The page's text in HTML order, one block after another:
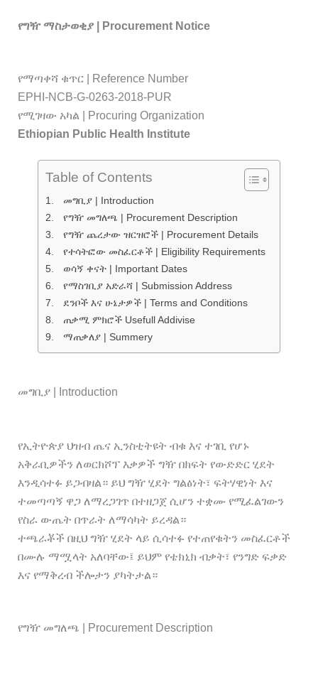
የግዥ ማስታወቂያ | Procurement Notice
የማጣቀሻ ቁጥር | Reference Number
EPHI-NCB-G-0263-2018-PUR
የሚገዛው አካል | Procuring Organization
Ethiopian Public Health Institute
Table of Contents
መግቢያ | Introduction
የግዥ መግለጫ | Procurement Description
የግዥ ጨረታው ዝርዝሮች | Procurement Details
የተሳትፎው መስፈርቶች | Eligibility Requirements
ወሳኝ ቀናት | Important Dates
የማስገቢያ አድራሻ | Submission Address
ደንቦች እና ሁኔታዎች | Terms and Conditions
ጠቃሚ ምክሮች Usefull Addivise
ማጠቃለያ | Summery
መግቢያ | Introduction
የኢትዮጵያ ህዝብ ጤና ኢንስቲትዩት ብቁ እና ተገቢ የሆኑ
አቅራቢዎችን ለወርክሾፕ እቃዎች ግዥ በክፍት የውድድር ሂደት
እንዲሳተፉ ይጋብዛል። ይህ ግዥ ሂደት ግልፅነት፣ ፍትሃዊነት እና
ተመጣጣኝ ዋጋ ለማረጋገጥ በተዘጋጀ ሲሆን ተቋሙ የሚፈልገውን
የስራ ውጤት በጥራት ለማሳካት ይረዳል።
ተጫራቾች በዚህ ግዥ ሂደት ላይ ሲሳተፉ የተጠየቁትን መስፈርቶች
በሙሉ ማሟላት አለባቸው፤ ይህም የቴክኒክ ብቃት፣ የንግድ ፍቃድ
እና የማቅረብ ችሎታን ያካትታል።
የግዥ መግለጫ | Procurement Description